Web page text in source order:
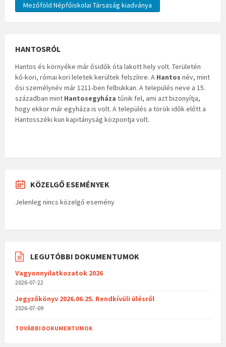
Mezőföld Népfőiskolai Társaság kiadványa
HANTOSRÓL
Hantos és környéke már ősidők óta lakott hely volt. Területén
kő-kori, római kori leletek kerültek felszínre. A Hantos név, mint
ősi személynév már 1211-ben felbukkan. A település neve a 15.
században mint Hantosegyháza tűnik fel, ami azt bizonyítja,
hogy ekkor már egyháza is volt. A település a török idők előtt a
Hantosszéki kun kapitányság központja volt.
KÖZELGŐ ESEMÉNYEK
Jelenleg nincs közelgő esemény
LEGUTÓBBI DOKUMENTUMOK
Vagyonnyilatkozatok 2026
2026-07-22
Jegyzőkönyv 2026.06.25. Rendkívüli ülésről
2026-07-09
TOVÁBBI DOKUMENTUMOK